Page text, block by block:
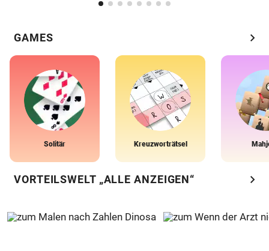
GAMES chevron_right
Solitär Kreuzworträtsel
VORTEILSWELT „ALLE ANZEIGEN“ chevron_right